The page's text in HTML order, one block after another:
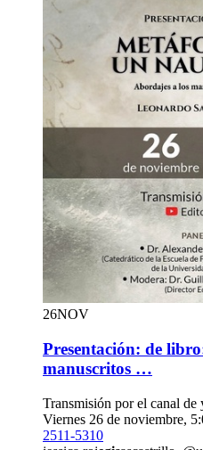
26NOV
Presentación: de
manuscritos …
Transmisión por el canal
Viernes 26 de noviembre,
2511-5310